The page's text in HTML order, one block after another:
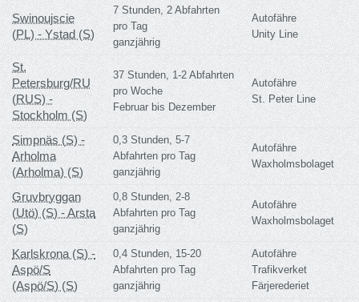
Swinoujscie
(PL) - Ystad (S)
7 Stunden, 2 Abfahrten
pro Tag
ganzjährig
Autofähre
Unity Line
St.
Petersburg/RU
(RUS) -
Stockholm (S)
37 Stunden, 1-2 Abfahrten
pro Woche
Februar bis Dezember
Autofähre
St. Peter Line
Simpnäs (S) -
Arholma
(Arholma) (S)
0,3 Stunden, 5-7
Abfahrten pro Tag
ganzjährig
Autofähre
Waxholmsbolaget
Gruvbryggan
(Utö) (S) - Arsta
(S)
0,8 Stunden, 2-8
Abfahrten pro Tag
ganzjährig
Autofähre
Waxholmsbolaget
Karlskrona (S) -
Aspö/S
(Aspö/S) (S)
0,4 Stunden, 15-20
Abfahrten pro Tag
ganzjährig
Autofähre
Trafikverket
Färjerederiet